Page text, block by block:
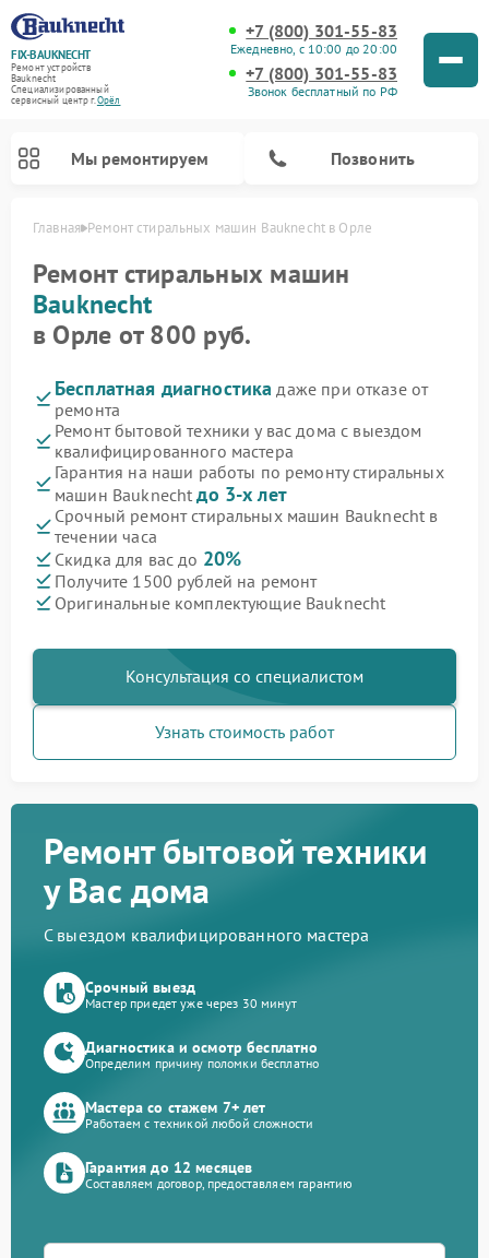
FIX-BAUKNECHT
Ремонт устройств
Bauknecht
Специализированный
cервисный центр г.Орёл
+7 (800) 301-55-83
Ежедневно, с 10:00 до 20:00
+7 (800) 301-55-83
Звонок бесплатный по РФ
Мы ремонтируем Позвонить
Главная Ремонт стиральных машин Bauknecht в Орле
Ремонт стиральных машин
Bauknecht
в Орле от 800 руб.
Бесплатная диагностика даже при отказе от
ремонта
Ремонт бытовой техники у вас дома с выездом
квалифицированного мастера
Гарантия на наши работы по ремонту стиральных
машин Bauknechtдо 3-х лет
Срочный ремонт стиральных машин Bauknecht в
течении часа
Скидка для вас до 20%
Получите 1500 рублей на ремонт
Оригинальные комплектующие Bauknecht
Консультация со специалистом
Узнать стоимость работ
Ремонт бытовой техники
у Вас дома
С выездом квалифицированного мастера
Срочный выезд
Мастер приедет уже через 30 минут
Диагностика и осмотр бесплатно
Определим причину поломки бесплатно
Мастера со стажем 7+ лет
Работаем с техникой любой сложности
Гарантия до 12 месяцев
Составляем договор, предоставляем гарантию